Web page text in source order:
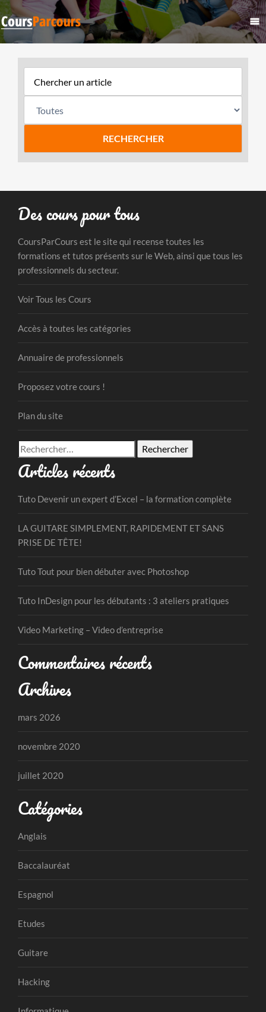
Des cours pour tous
CoursParCours est le site qui recense toutes les
formations et tutos présents sur le Web, ainsi que tous les
professionnels du secteur.
Voir Tous les Cours
Accès à toutes les catégories
Annuaire de professionnels
Proposez votre cours !
Plan du site
Rechercher :
Articles récents
Tuto Devenir un expert d’Excel – la formation complète
LA GUITARE SIMPLEMENT, RAPIDEMENT ET SANS
PRISE DE TÊTE!
Tuto Tout pour bien débuter avec Photoshop
Tuto InDesign pour les débutants : 3 ateliers pratiques
Video Marketing – Video d’entreprise
Commentaires récents
Archives
mars 2026
novembre 2020
juillet 2020
Catégories
Anglais
Baccalauréat
Espagnol
Etudes
Guitare
Hacking